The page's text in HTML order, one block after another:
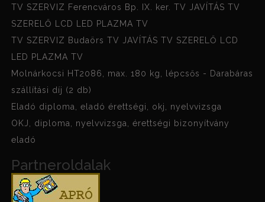
TV SZERVIZ Ferencváros Bp. IX. ker. TV JAVÍTÁS TV
SZERELŐ LCD LED PLAZMA TV
TV SZERVIZ Budaörs TV JAVÍTÁS TV SZERELŐ LCD
LED PLAZMA TV
Molnárkocsi HT2086, max. 180 kg, lépcsős - Darabáras
szállítási díj (2 db)
Eladó diploma, eladó érettségi, okj, nyelvvizsga
OKJ, diploma, nyelvvizsga, érettségi bizonyítvány
eladó
Partneroldalak